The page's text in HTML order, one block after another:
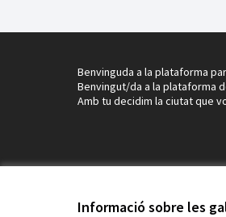
Informació sobre les
Benvinguda a la plataforma
Benvingut/da a la plataforma
Amb tu decidim la ciutat que